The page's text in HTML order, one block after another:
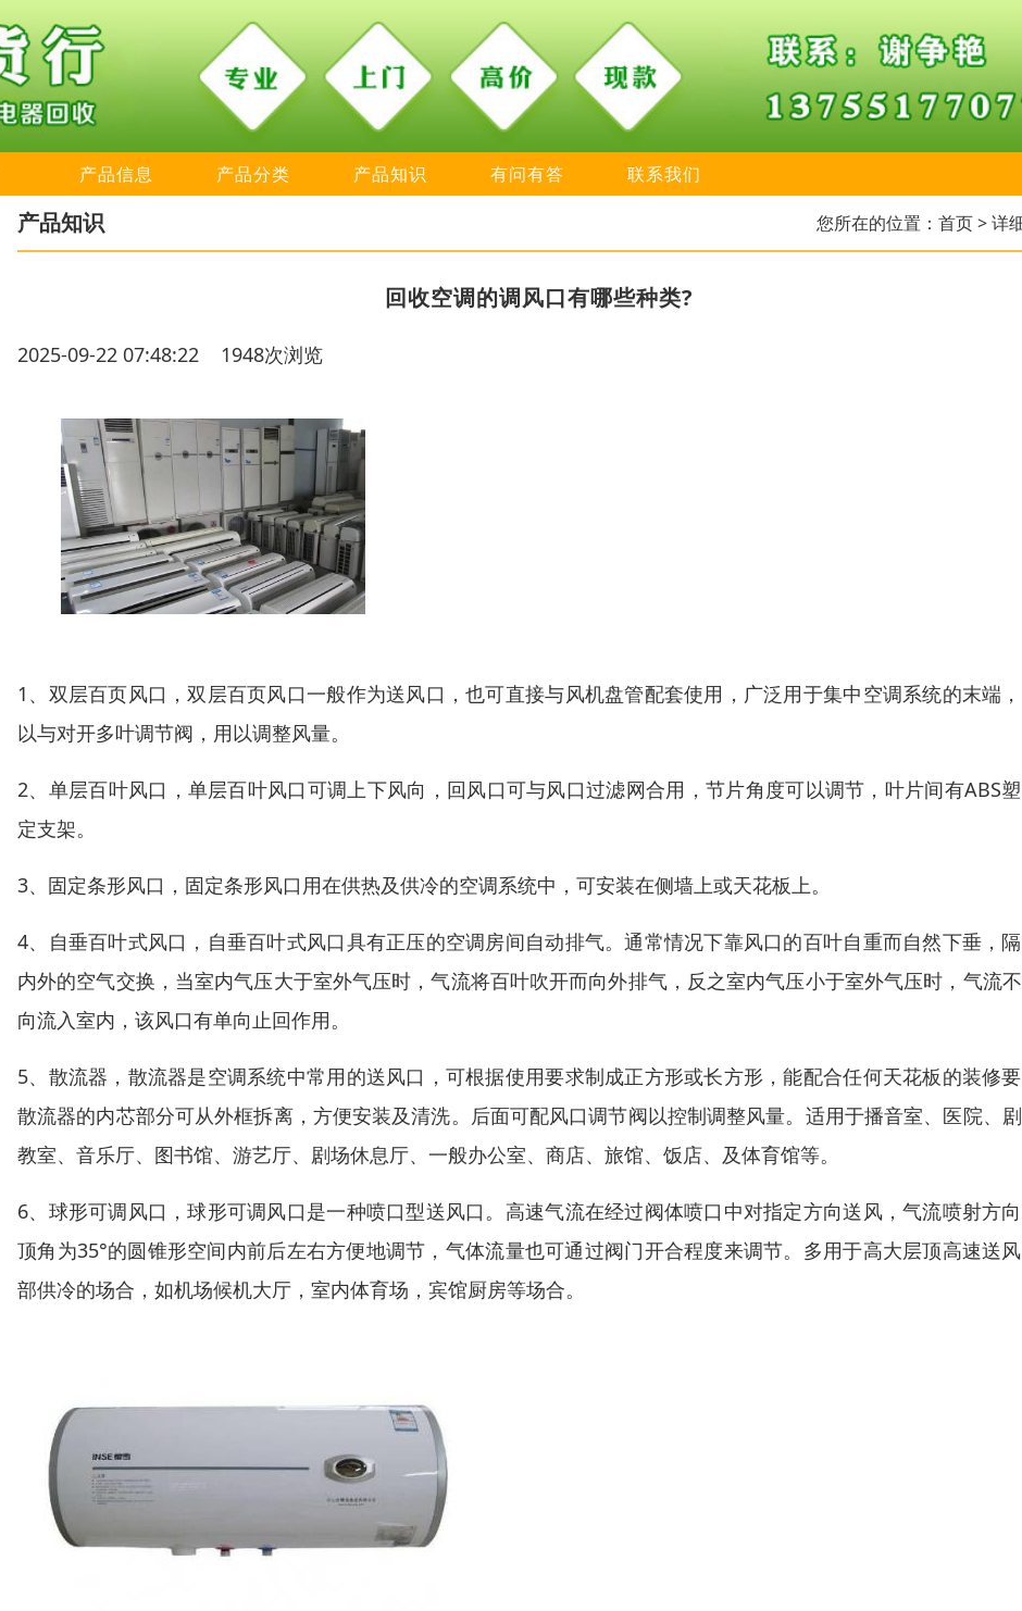
产品信息 产品分类 产品知识 有问有答 联系我们
产品知识 您所在的位置： 首页> 详
回收空调的调风口有哪些种类?
2025-09-22 07:48:22 1948次浏览
1、双层百页风口，双层百页风口一般作为送风口，也可直接与风机盘管配套使用，广泛用于集中空调系统的末端
以与对开多叶调节阀，用以调整风量。
2、单层百叶风口，单层百叶风口可调上下风向，回风口可与风口过滤网合用，节片角度可以调节，叶片间有ABS
定支架。
3、固定条形风口，固定条形风口用在供热及供冷的空调系统中，可安装在侧墙上或天花板上。
4、自垂百叶式风口，自垂百叶式风口具有正压的空调房间自动排气。通常情况下靠风口的百叶自重而自然下垂，
内外的空气交换，当室内气压大于室外气压时，气流将百叶吹开而向外排气，反之室内气压小于室外气压时，气流
向流入室内，该风口有单向止回作用。
5、散流器，散流器是空调系统中常用的送风口，可根据使用要求制成正方形或长方形，能配合任何天花板的装修
散流器的内芯部分可从外框拆离，方便安装及清洗。后面可配风口调节阀以控制调整风量。适用于播音室、医院、
教室、音乐厅、图书馆、游艺厅、剧场休息厅、一般办公室、商店、旅馆、饭店、及体育馆等。
6、球形可调风口，球形可调风口是一种喷口型送风口。高速气流在经过阀体喷口中对指定方向送风，气流喷射方
顶角为35°的圆锥形空间内前后左右方便地调节，气体流量也可通过阀门开合程度来调节。多用于高大层顶高速送
部供冷的场合，如机场候机大厅，室内体育场，宾馆厨房等场合。